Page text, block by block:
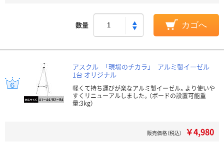
数量 カゴへ
アスクル 「現場のチカラ」 アルミ製イーゼル
1台 オリジナル
軽くて持ち運びが楽なアルミ製イーゼル。より使いや
すくリニューアルしました。（ボードの設置可能重
量:3kg）
販売価格（税込） ￥4,980